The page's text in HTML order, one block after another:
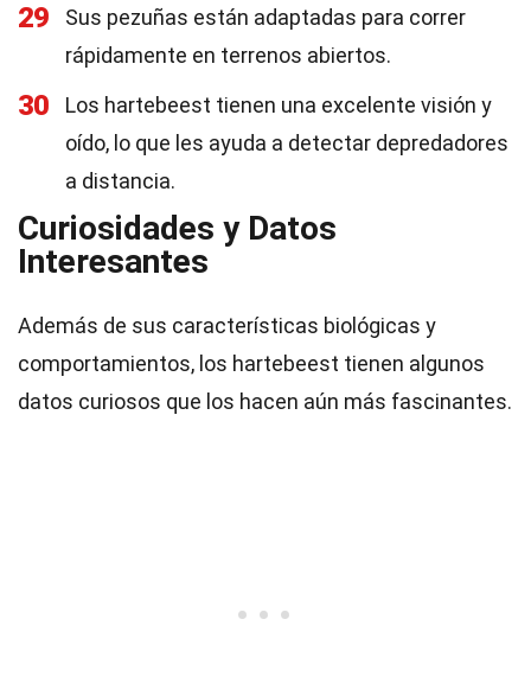
29
Sus pezuñas están adaptadas para correr
rápidamente en terrenos abiertos.
30
Los hartebeest tienen una excelente visión y
oído, lo que les ayuda a detectar depredadores
a distancia.
Curiosidades y Datos
Interesantes
Además de sus características biológicas y
comportamientos, los hartebeest tienen algunos
datos curiosos que los hacen aún más fascinantes.